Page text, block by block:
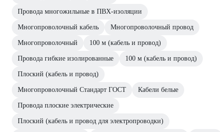
Провода многожильные в ПВХ-изоляции
Многопроволочный кабель Многопроволочный провод
Многопроволочный 100 м (кабель и провод)
Провода гибкие изолированные 100 м (кабель и провод)
Плоский (кабель и провод)
Многопроволочный Стандарт ГОСТ Кабели белые
Провода плоские электрические
Плоский (кабель и провод для электропроводки)